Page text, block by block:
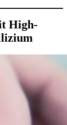
High-